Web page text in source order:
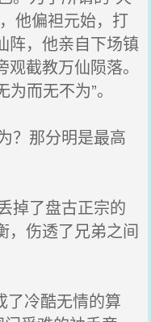
他偏袒元始，打
阵，他亲自下场镇
截教万仙陨落。
而无不为”。
？那分明是最高
掉了盘古正宗的
，伤透了兄弟之间
了冷酷无情的算